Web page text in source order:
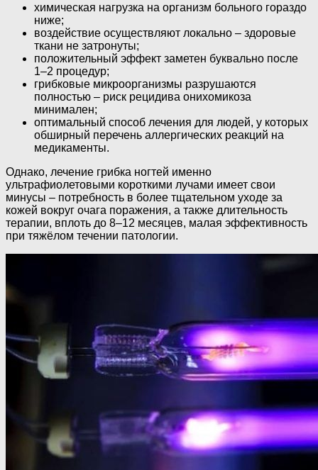
химическая нагрузка на организм больного гораздо
ниже;
воздействие осуществляют локально – здоровые
ткани не затронуты;
положительный эффект заметен буквально после
1–2 процедур;
грибковые микроорганизмы разрушаются
полностью – риск рецидива онихомикоза
минимален;
оптимальный способ лечения для людей, у которых
обширный перечень аллергических реакций на
медикаменты.
Однако, лечение грибка ногтей именно
ультрафиолетовыми короткими лучами имеет свои
минусы – потребность в более тщательном уходе за
кожей вокруг очага поражения, а также длительность
терапии, вплоть до 8–12 месяцев, малая эффективность
при тяжёлом течении патологии.